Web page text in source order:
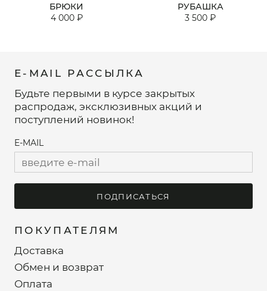
БРЮКИ
4 000 ₽
РУБАШКА
3 500 ₽
ПОКУПАТЕЛЯМ
Доставка
Обмен и возврат
Оплата
E-MAIL РАССЫЛКА
Будьте первыми в курсе закрытых
распродаж, эксклюзивных акций и
поступлений новинок!
E-MAIL
ПОДПИСАТЬСЯ